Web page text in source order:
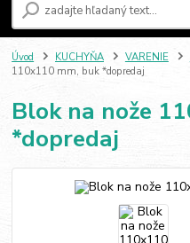
Úvod KUCHYŇA VARENIE
110x110 mm, buk *dopredaj
Blok na nože
*dopredaj